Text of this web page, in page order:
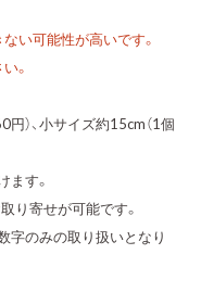
い可能性が高いです。
。
）、小サイズ約15cm（1個
ます。
り寄せが可能です。
字のみの取り扱いとなり